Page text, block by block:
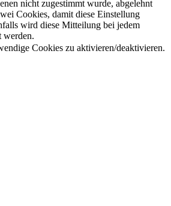
nicht zugestimmt wurde, abgelehnt
Cookies, damit diese Einstellung
wird diese Mitteilung bei jedem
werden.
Cookies zu aktivieren/deaktivieren.